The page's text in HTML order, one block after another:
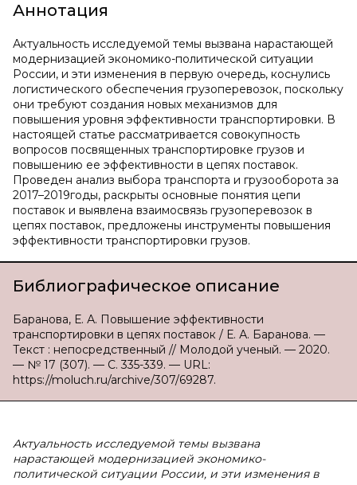
Аннотация
Актуальность исследуемой темы вызвана нарастающей
модернизацией экономико-политической ситуации
России, и эти изменения в первую очередь, коснулись
логистического обеспечения грузоперевозок, поскольку
они требуют создания новых механизмов для
повышения уровня эффективности транспортировки. В
настоящей статье рассматривается совокупность
вопросов посвященных транспортировке грузов и
повышению ее эффективности в цепях поставок.
Проведен анализ выбора транспорта и грузооборота за
2017–2019годы, раскрыты основные понятия цепи
поставок и выявлена взаимосвязь грузоперевозок в
цепях поставок, предложены инструменты повышения
эффективности транспортировки грузов.
Библиографическое описание
Баранова, Е. А. Повышение эффективности
транспортировки в цепях поставок / Е. А. Баранова. —
Текст : непосредственный // Молодой ученый. — 2020.
— № 17 (307). — С. 335-339. — URL:
https://moluch.ru/archive/307/69287.
Актуальность исследуемой темы вызвана
нарастающей модернизацией экономико-
политической ситуации России, и эти изменения в